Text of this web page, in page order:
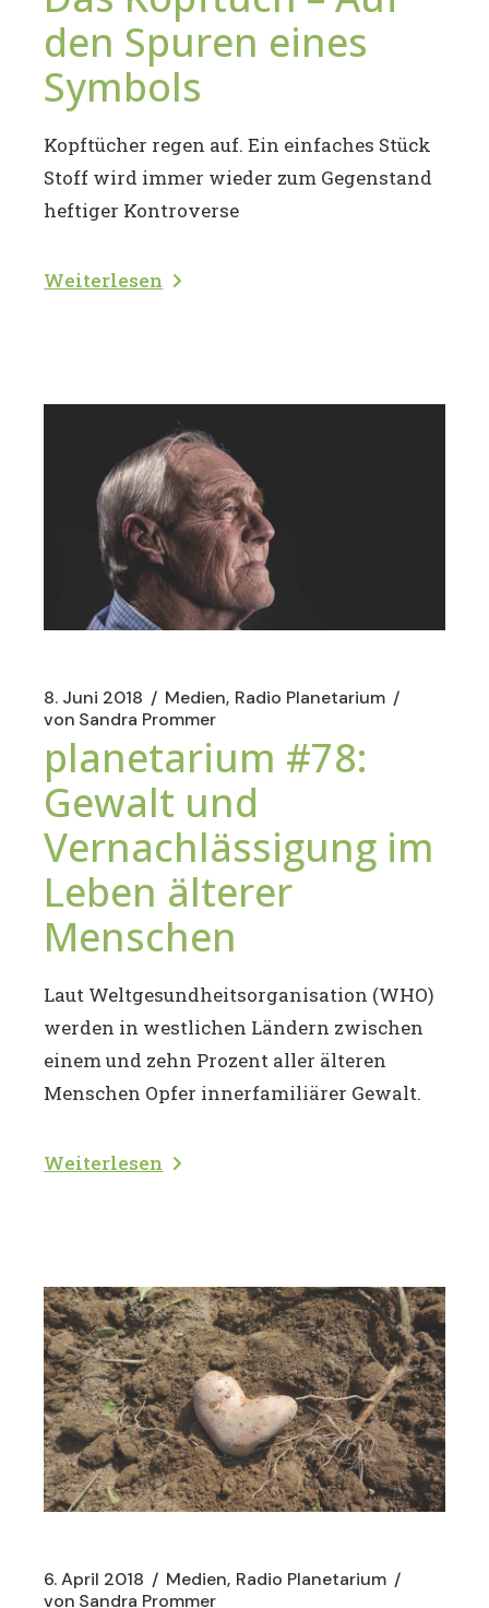
den Spuren eines
Symbols
Kopftücher regen auf. Ein einfaches Stück
Stoff wird immer wieder zum Gegenstand
heftiger Kontroverse
Weiterlesen
8. Juni 2018 Medien Radio Planetarium
von Sandra Prommer
planetarium #78:
Gewalt und
Vernachlässigung im
Leben älterer
Menschen
Laut Weltgesundheitsorganisation (WHO)
werden in westlichen Ländern zwischen
einem und zehn Prozent aller älteren
Menschen Opfer innerfamiliärer Gewalt.
Weiterlesen
6. April 2018 Medien Radio Planetarium
von Sandra Prommer